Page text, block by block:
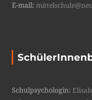
E-mail:
Schulpsychologin: